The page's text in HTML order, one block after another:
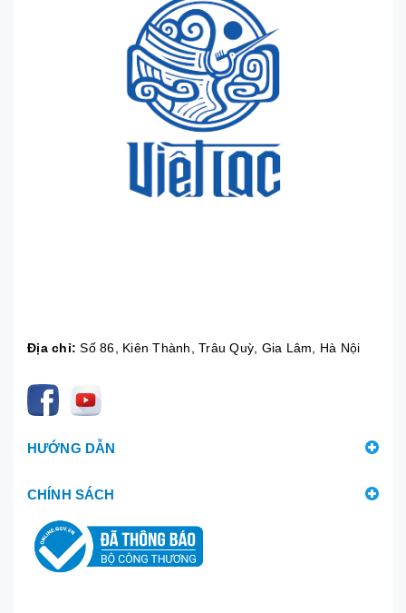
Địa chỉ: Số 86, Kiên Thành, Trâu Quỳ, Gia Lâm, Hà Nội
HƯỚNG DẪN
CHÍNH SÁCH